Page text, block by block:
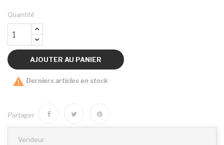
Quantité
AJOUTER AU PANIER
 Derniers articles en stock
Partager
Vendeur